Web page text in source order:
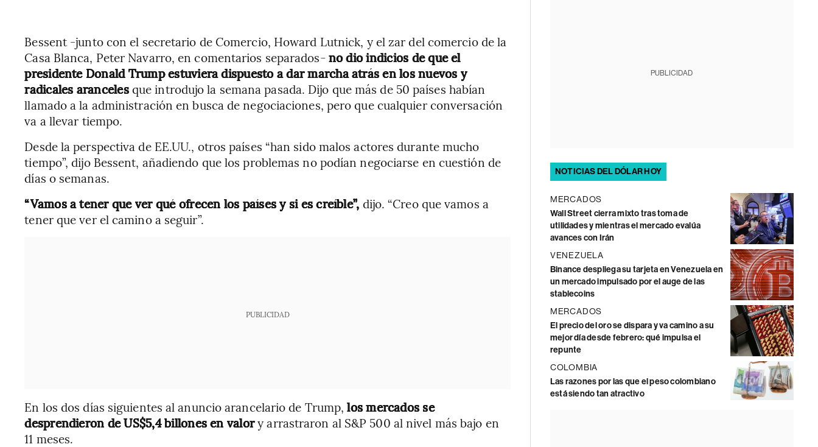
Bessent -junto con el secretario de Comercio, Howard Lutnick, y el zar del comercio de la
Casa Blanca, Peter Navarro, en comentarios separados- no dio indicios de que el
presidente Donald Trump estuviera dispuesto a dar marcha atrás en los nuevos y
radicales arancelesque introdujo la semana pasada. Dijo que más de 50 países habían
llamado a la administración en busca de negociaciones, pero que cualquier conversación
va a llevar tiempo.
Desde la perspectiva de EE.UU., otros países “han sido malos actores durante mucho
tiempo”, dijo Bessent, añadiendo que los problemas no podían negociarse en cuestión de
días o semanas.
“Vamos a tener que ver qué ofrecen los países y si es creíble”, dijo. “Creo que vamos a
tener que ver el camino a seguir”.
PUBLICIDAD
En los dos días siguientes al anuncio arancelario de Trump,los mercados se
desprendieron de US$5,4 billones en valory arrastraron al S&P 500 al nivel más bajo en
11 meses.
PUBLICIDAD
NOTICIAS DEL DÓLAR HOY
MERCADOS
Wall Street cierra mixto tras toma de
utilidades y mientras el mercado evalúa
avances con Irán
VENEZUELA
Binance despliega su tarjeta en Venezuela en
un mercado impulsado por el auge de las
stablecoins
MERCADOS
El precio del oro se dispara y va camino a su
mejor día desde febrero: qué impulsa el
repunte
COLOMBIA
Las razones por las que el peso colombiano
está siendo tan atractivo